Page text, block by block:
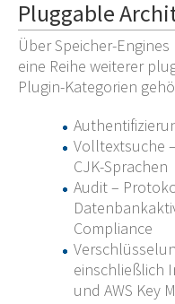
Pluggable
Über Speicher-
eine Reihe weiterer
Plugin-Kategorien
Volltextsuche
CJK-Sprachen
Audit –
Compliance
einschließlich
und AWS Key